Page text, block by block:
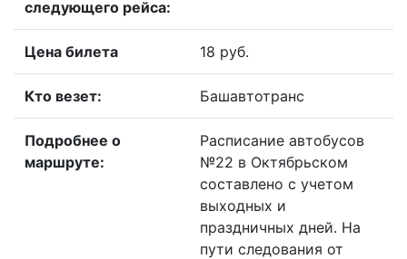
следующего рейса:
Цена билета 18 руб.
Кто везет: Башавтотранс
Подробнее о
маршруте:
Расписание автобусов
№22 в Октябрьском
составлено с учетом
выходных и
праздничных дней. На
пути следования от